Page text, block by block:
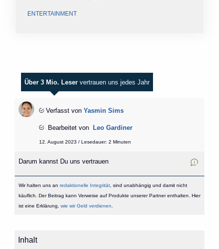
ENTERTAINMENT
Über 3 Mio. Leser vertrauen uns jedes Jahr
Verfasst von Yasmin Sims
Bearbeitet von Leo Gardiner
12. August 2023 / Lesedauer: 2 Minuten
Darum kannst Du uns vertrauen
Wir halten uns an redaktionelle Integrität, sind unabhängig und damit nicht
käuflich. Der Beitrag kann Verweise auf Produkte unserer Partner enthalten. Hier
ist eine Erklärung, wie wir Geld verdienen
Inhalt